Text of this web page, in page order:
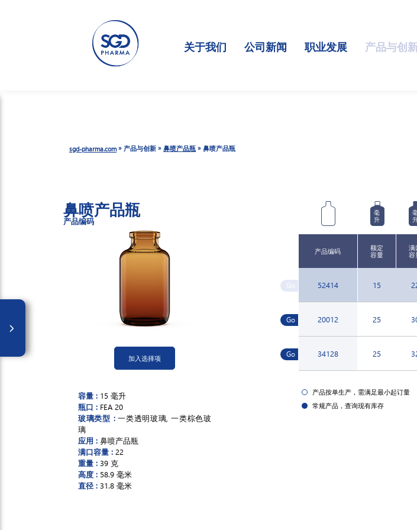
关于我们 公司新闻 职业发展 产品与创
sgd-pharma.com» 产品与创新 » 鼻喷产品瓶 » 鼻喷产品瓶
鼻喷产品瓶
产品编码
加入选择项
容量 : 15 毫升
瓶口 : FEA 20
玻璃类型 :一类透明玻璃, 一类棕色玻
璃
应用 : 鼻喷产品瓶
满口容量 : 22
重量 : 39 克
高度 : 58.9 毫米
直径 : 31.8 毫米
毫
升
产品编码
额定
容量
满
容
52414 15
20012 25
34128 25
产品按单生产，需满足最小起订量
常规产品，查询现有库存